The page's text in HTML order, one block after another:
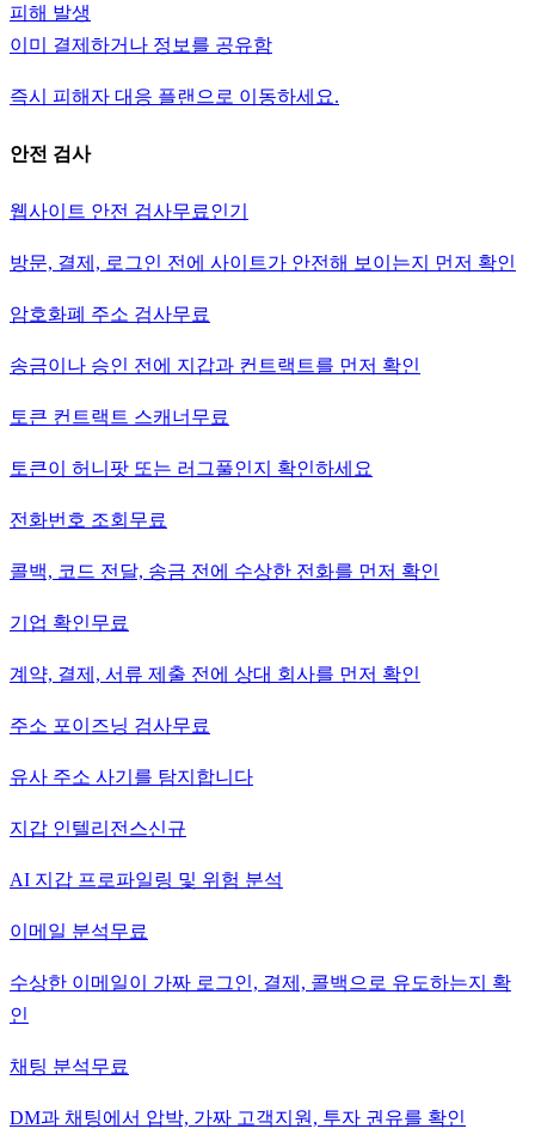
피해 발생
이미 결제하거나 정보를 공유함
즉시 피해자 대응 플랜으로 이동하세요.
안전 검사
웹사이트 안전 검사무료인기
방문, 결제, 로그인 전에 사이트가 안전해 보이는지 먼저 확인
암호화폐 주소 검사무료
송금이나 승인 전에 지갑과 컨트랙트를 먼저 확인
토큰 컨트랙트 스캐너 무료
토큰이 허니팟 또는 러그풀인지 확인하세요
전화번호 조회 무료
콜백, 코드 전달, 송금 전에 수상한 전화를 먼저 확인
기업 확인무료
계약, 결제, 서류 제출 전에 상대 회사를 먼저 확인
주소 포이즈닝 검사무료
유사 주소 사기를 탐지합니다
지갑 인텔리전스신규
AI 지갑 프로파일링 및 위험 분석
이메일 분석무료
수상한 이메일이 가짜 로그인, 결제, 콜백으로 유도하는지 확
인
채팅 분석무료
DM과 채팅에서 압박, 가짜 고객지원, 투자 권유를 확인